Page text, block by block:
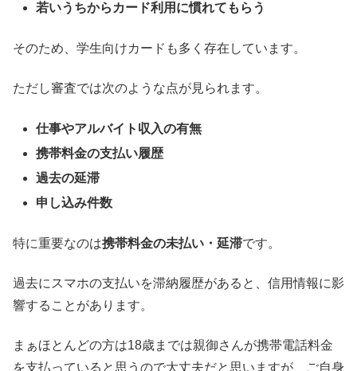
若いうちからカード利用に慣れてもらう
そのため、学生向けカードも多く存在しています。
ただし審査では次のような点が見られます。
仕事やアルバイト収入の有無
携帯料金の支払い履歴
過去の延滞
申し込み件数
特に重要なのは携帯料金の未払い・延滞です。
過去にスマホの支払いを滞納履歴があると、信用情報に影
響することがあります。
まぁほとんどの方は18歳までは親御さんが携帯電話料金
を支払っていると思うので大丈夫だと思いますが、ご自身